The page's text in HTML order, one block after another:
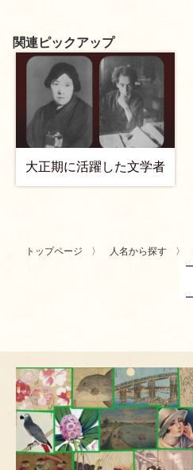
関連ピックアップ
大正期に活躍した文学者
トップページ 人名から探す